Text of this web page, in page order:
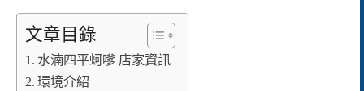
文章目錄
水湳四平蚵嗲 店家資訊
環境介紹